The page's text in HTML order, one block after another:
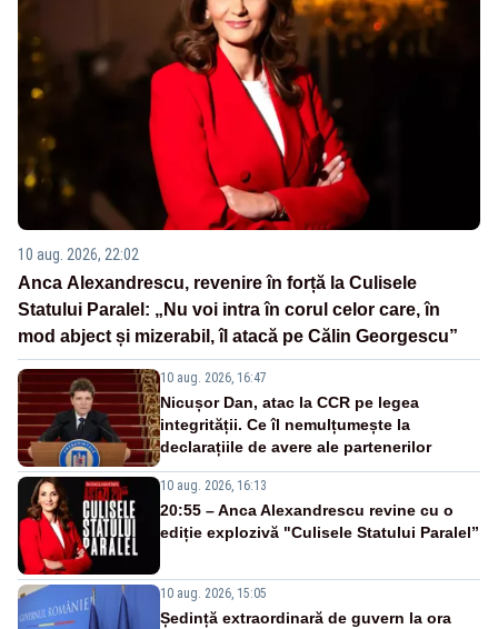
10 aug. 2026, 22:02
Anca Alexandrescu, revenire în forță la Culisele
Statului Paralel: „Nu voi intra în corul celor care, în
mod abject și mizerabil, îl atacă pe Călin Georgescu”
10 aug. 2026, 16:47
Nicușor Dan, atac la CCR pe legea
integrității. Ce îl nemulțumește la
declarațiile de avere ale partenerilor
10 aug. 2026, 16:13
20:55 – Anca Alexandrescu revine cu o
ediție explozivă "Culisele Statului Paralel”
10 aug. 2026, 15:05
Ședință extraordinară de guvern la ora